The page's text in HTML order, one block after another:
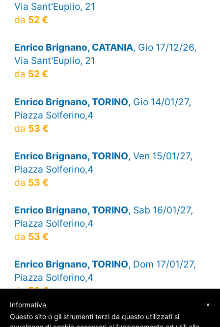
Via Sant'Euplio, 21
da 52 €
Enrico Brignano, CATANIA, Gio 17/12/26,
Via Sant'Euplio, 21
da 52 €
Enrico Brignano, TORINO, Gio 14/01/27,
Piazza Solferino,4
da 53 €
Enrico Brignano, TORINO, Ven 15/01/27,
Piazza Solferino,4
da 53 €
Enrico Brignano, TORINO, Sab 16/01/27,
Piazza Solferino,4
da 53 €
Enrico Brignano, TORINO, Dom 17/01/27,
Piazza Solferino,4
da53 €
×
Informativa
Questo sito o gli strumenti terzi da questo utilizzati si